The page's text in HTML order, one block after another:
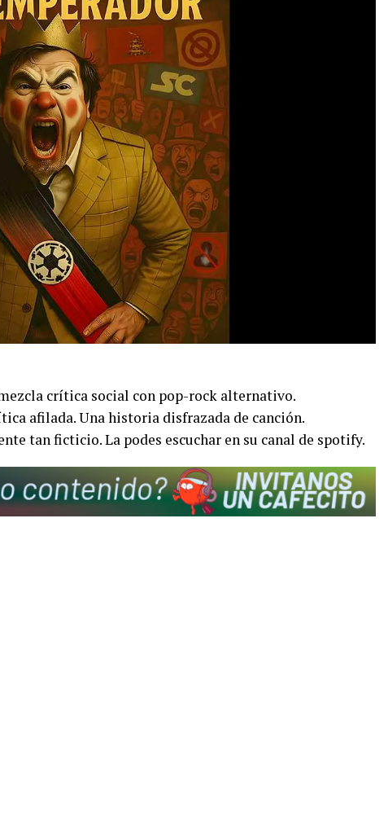
crítica social con pop-rock alternativo.
afilada. Una historia disfrazada de canción.
tan ficticio. La podes escuchar en su canal de spotify.